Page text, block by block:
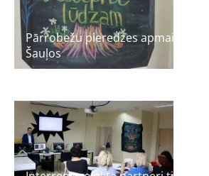
Pārrobežu pieredzes apmaiņas
Šauļos